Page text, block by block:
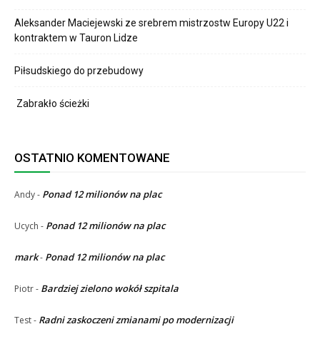
Aleksander Maciejewski ze srebrem mistrzostw Europy U22 i
kontraktem w Tauron Lidze
Piłsudskiego do przebudowy
Zabrakło ścieżki
OSTATNIO KOMENTOWANE
Andy- Ponad 12 milionów na plac
Ucych - Ponad 12 milionów na plac
mark- Ponad 12 milionów na plac
Piotr- Bardziej zielono wokół szpitala
Test- Radni zaskoczeni zmianami po modernizacji